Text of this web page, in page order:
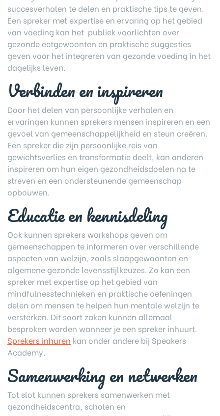
succesverhalen te delen en praktische tips te geven.
Een spreker met expertise en ervaring op het gebied
van voeding kan het publiek voorlichten over
gezonde eetgewoonten en praktische suggesties
geven voor het integreren van gezonde voeding in het
dagelijks leven.
Verbinden en inspireren
Door het delen van persoonlijke verhalen en
ervaringen kunnen sprekers mensen inspireren en een
gevoel van gemeenschappelijkheid en steun creëren.
Een spreker die zijn persoonlijke reis van
gewichtsverlies en transformatie deelt, kan anderen
inspireren om hun eigen gezondheidsdoelen na te
streven en een ondersteunende gemeenschap
opbouwen.
Educatie en kennisdeling
Ook kunnen sprekers workshops geven om
gemeenschappen te informeren over verschillende
aspecten van welzijn, zoals slaapgewoonten en
algemene gezonde levensstijlkeuzes. Zo kan een
spreker met expertise op het gebied van
mindfulnesstechnieken en praktische oefeningen
delen om mensen te helpen hun mentale welzijn te
versterken. Dit soort zaken kunnen allemaal
besproken worden wanneer je een spreker inhuurt.
Sprekers inhuren kan onder andere bij Speakers
Academy.
Samenwerking en netwerken
Tot slot kunnen sprekers samenwerken met
gezondheidscentra, scholen en